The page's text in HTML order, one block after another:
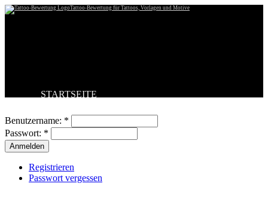
Tattoo-Bewertung für Tattoos, Vorlagen und Motive
STARTSEITE
BESTE TATTOOS
NEUESTE TATTOOS
KOMMENTARE
FORUM
Benutzername: *
Passwort: *
Registrieren
Passwort vergessen